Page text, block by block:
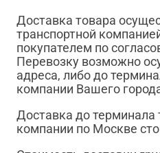
Доставка товара
транспортной
покупателем по
Перевозку возможно
адреса, либо до
компании Вашего
Доставка до терминала
компании по Москве